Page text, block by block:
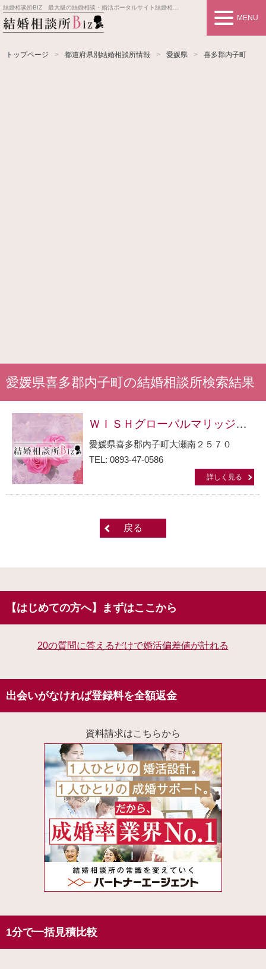
結婚相談所BIZ 最大級の結婚相談・婚活ポータルサイト結婚相談所事業者情報や婚活お見合いの悩み、対策を紹介します。
MENU
トップページ 都道府県別結婚相談所情報 愛媛県 喜多郡内子町
愛媛県喜多郡内子町の結婚相談所検索結果
ＷＩＳＨグローバルマリッジサポート本社
愛媛県喜多郡内子町大瀬南２５７０
TEL: 0893-47-0586
詳しく見る
戻る
【はじめての方へ】まずはここから
20の質問に答えるだけで婚活偏差値が計れる
出会いがなければ登録料を全額返金
資料請求はこちらから
1分で一括見積比較